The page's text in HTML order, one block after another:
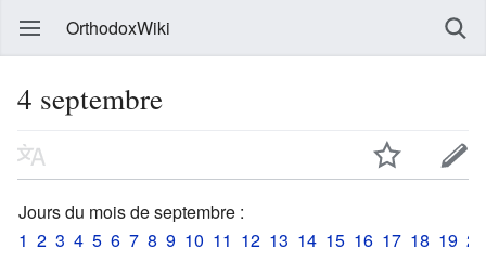
OrthodoxWiki
4 septembre
Jours du mois de septembre :
1 2 3 4 5 6 7 8 9 10 11 12 13 14 15 16 17 18 19 20